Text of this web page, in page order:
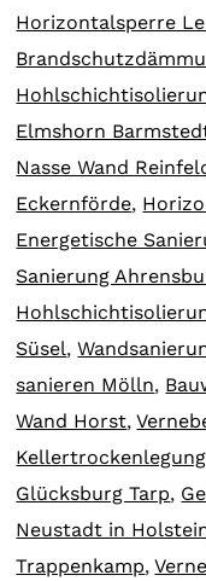
Horizontalsperre
Elmshorn
Nasse Wand
Eckernförde,
Energetische
Sanierung
Süsel,
sanieren Mölln,
Wand Horst,
Glücksburg Tarp,
Neustadt in
Trappenkamp,